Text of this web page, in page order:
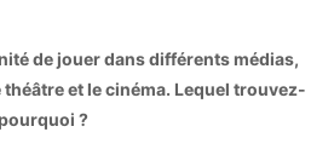
de jouer dans différents médias,
et le cinéma. Lequel trouvez-
?